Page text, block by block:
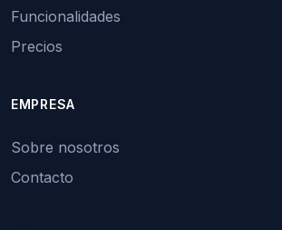
Funcionalidades
Precios
EMPRESA
Sobre nosotros
Contacto